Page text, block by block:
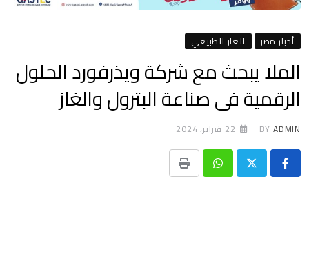
أخبار مصر الغاز الطبيعي
الملا يبحث مع شركة ويذرفورد الحلول
الرقمية فى صناعة البترول والغاز
BY ADMIN 22 فبراير، 2024
Whatsapp
Print